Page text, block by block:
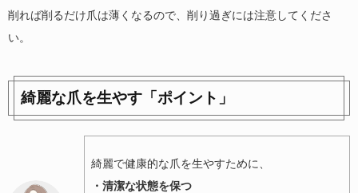
削れば削るだけ爪は薄くなるので、削り過ぎには注意してくださ
い。
綺麗な爪を生やす「ポイント」
綺麗で健康的な爪を生やすために、
・清潔な状態を保つ